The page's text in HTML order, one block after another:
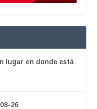
lugar en donde está
26